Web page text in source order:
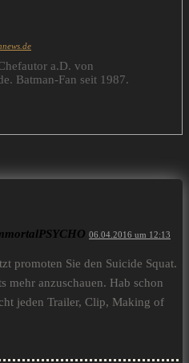
a.D. von
Batman-Fan seit 1987.
06.04.2016 um 12:13
promoten Sie den Suicide Squat.
mehr anzuschauen. Hab schon
jeden Trailer, Clip, Making of